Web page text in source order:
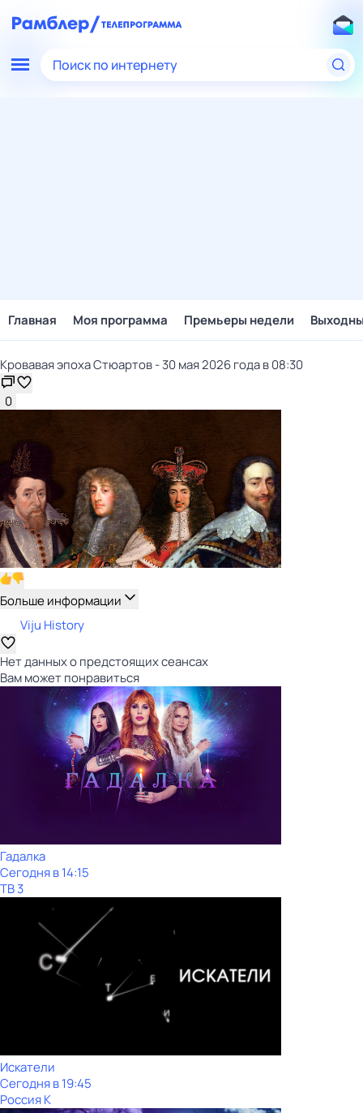
Поиск по интернету
Главная Моя программа Премьеры недели
Кровавая эпоха Стюартов - 30 мая 2026 года в 08:30
0
Больше информации
Viju History
Нет данных о предстоящих сеансах
Вам может понравиться
Гадалка
Сегодня в 14:15
ТВ 3
Искатели
Сегодня в 19:45
Россия К